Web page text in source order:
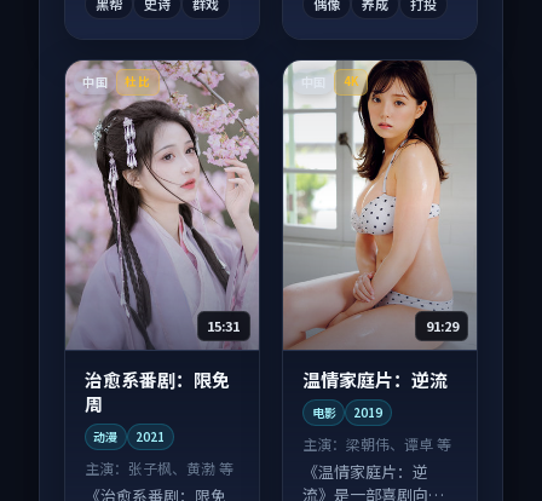
中国 杜比
15:31
治愈系番剧：限免
周
动漫 2021
主演： 张子枫、黄渤 等
《治愈系番剧：限免
中国 4K
91:29
温情家庭片：逆流
电影 2019
主演：梁朝伟、谭卓 等
《温情家庭片：逆
流》是一部喜剧向电